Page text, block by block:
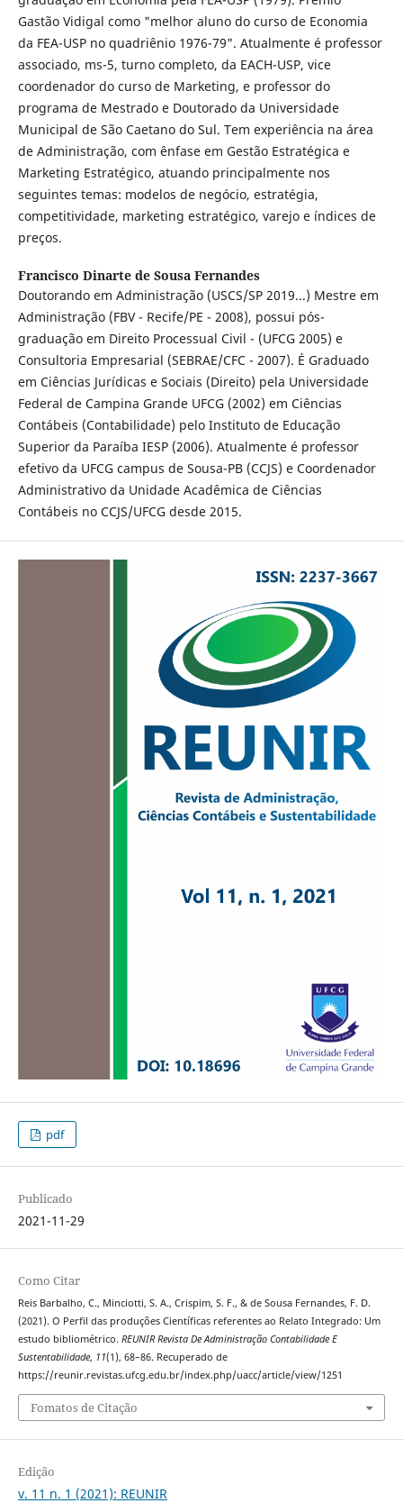
Gastão Vidigal como "melhor aluno do curso de Economia
da FEA-USP no quadriênio 1976-79". Atualmente é professor
associado, ms-5, turno completo, da EACH-USP, vice
coordenador do curso de Marketing, e professor do
programa de Mestrado e Doutorado da Universidade
Municipal de São Caetano do Sul. Tem experiência na área
de Administração, com ênfase em Gestão Estratégica e
Marketing Estratégico, atuando principalmente nos
seguintes temas: modelos de negócio, estratégia,
competitividade, marketing estratégico, varejo e índices de
preços.
Francisco Dinarte de Sousa Fernandes
Doutorando em Administração (USCS/SP 2019...) Mestre em
Administração (FBV - Recife/PE - 2008), possui pós-
graduação em Direito Processual Civil - (UFCG 2005) e
Consultoria Empresarial (SEBRAE/CFC - 2007). É Graduado
em Ciências Jurídicas e Sociais (Direito) pela Universidade
Federal de Campina Grande UFCG (2002) em Ciências
Contábeis (Contabilidade) pelo Instituto de Educação
Superior da Paraíba IESP (2006). Atualmente é professor
efetivo da UFCG campus de Sousa-PB (CCJS) e Coordenador
Administrativo da Unidade Acadêmica de Ciências
Contábeis no CCJS/UFCG desde 2015.
pdf
Publicado
2021-11-29
Como Citar
Reis Barbalho, C., Minciotti, S. A., Crispim, S. F., & de Sousa Fernandes, F. D.
(2021). O Perfil das produções Científicas referentes ao Relato Integrado: Um
estudo bibliométrico. REUNIR Revista De Administração Contabilidade E
Sustentabilidade, 11(1), 68–86. Recuperado de
https://reunir.revistas.ufcg.edu.br/index.php/uacc/article/view/1251
Fomatos de Citação
Edição
v. 11 n. 1 (2021): REUNIR